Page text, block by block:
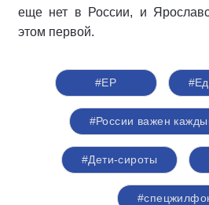
еще нет в России, и
этом первой.
#ЕР
#России важен
#Дети-сироты